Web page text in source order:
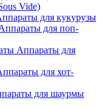
Vide)
для кукурузы
для поп-
Аппараты для
для хот-
для шаурмы